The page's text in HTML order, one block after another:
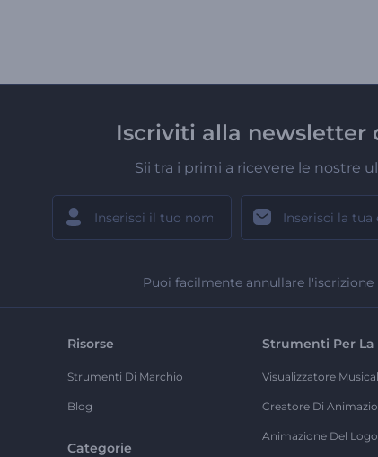
Iscriviti alla newsletter
Sii tra i primi a ricevere le nostre
Puoi facilmente annullare
Risorse
Strumenti Di Marchio
Blog
Categorie
Strumenti Per La
Visualizzatore
Creatore Di
Animazione Del Logo